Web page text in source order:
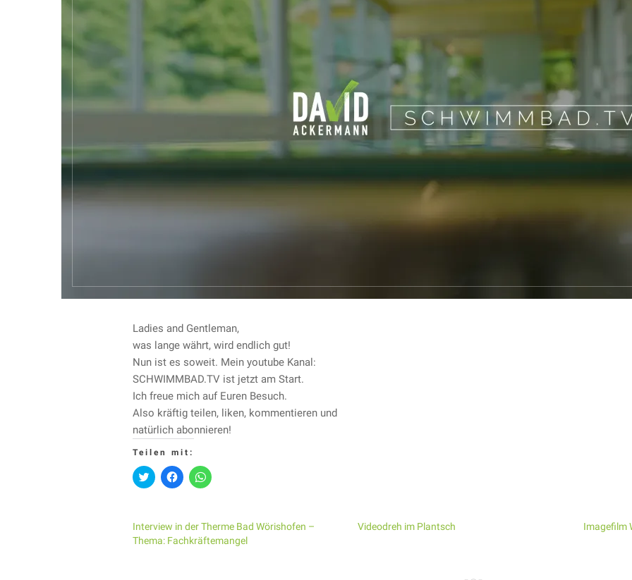
Ladies and Gentleman,
was lange währt, wird endlich gut!
Nun ist es soweit. Mein youtube Kanal:
SCHWIMMBAD.TV ist jetzt am Start.
Ich freue mich auf Euren Besuch.
Also kräftig teilen, liken, kommentieren und
natürlich abonnieren!
Teilen mit:
Klick,
um
teilen
(Wird
in
neuem
Klick,
um
teilen
(Wird
in
neuem
Klicken,
um
teilen
(Wird
in
neuem
Interview in der Therme Bad Wörishofen –
Thema: Fachkräftemangel
Videodreh im Plantsch Imagefilm